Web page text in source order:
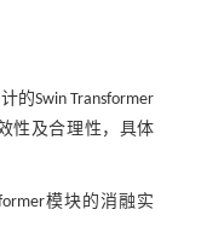
的Swin Transformer
性及合理性，具体
模块的消融实